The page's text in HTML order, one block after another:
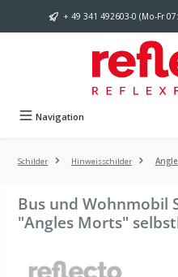
Zum Hauptinhalt springen
+ 49 341 492603-0 (Mo-Fr
Navigation
Schilder Hinweisschilder
Bus und Wohnmobil
"Angles Morts"